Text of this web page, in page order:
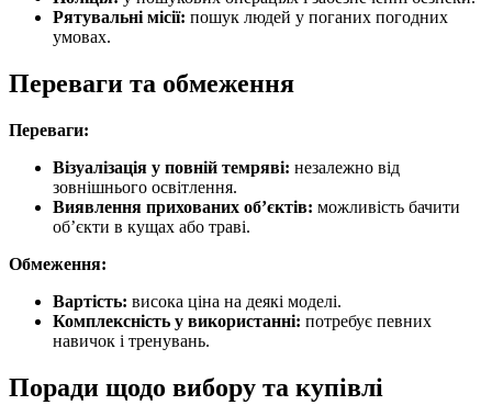
Рятувальні місії: пошук людей у поганих погодних
умовах.
Переваги та обмеження
Переваги:
Візуалізація у повній темряві: незалежно від
зовнішнього освітлення.
Виявлення прихованих об’єктів: можливість бачити
об’єкти в кущах або траві.
Обмеження:
Вартість: висока ціна на деякі моделі.
Комплексність у використанні: потребує певних
навичок і тренувань.
Поради щодо вибору та купівлі